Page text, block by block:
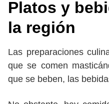
Platos y
la región
Las preparaciones
que se comen
que se beben, las